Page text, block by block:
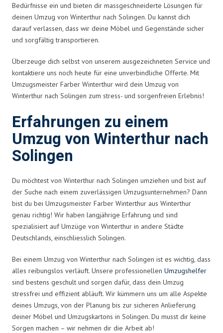
Bedürfnisse ein und bieten dir massgeschneiderte Lösungen für
deinen Umzug von Winterthur nach Solingen. Du kannst dich
darauf verlassen, dass wir deine Möbel und Gegenstände sicher
und sorgfältig transportieren.
Überzeuge dich selbst von unserem ausgezeichneten Service und
kontaktiere uns noch heute für eine unverbindliche Offerte. Mit
Umzugsmeister Farber Winterthur wird dein Umzug von
Winterthur nach Solingen zum stress- und sorgenfreien Erlebnis!
Erfahrungen zu einem
Umzug von Winterthur nach
Solingen
Du möchtest von Winterthur nach Solingen umziehen und bist auf
der Suche nach einem zuverlässigen Umzugsunternehmen? Dann
bist du bei Umzugsmeister Farber Winterthur aus Winterthur
genau richtig! Wir haben langjährige Erfahrung und sind
spezialisiert auf Umzüge von Winterthur in andere Städte
Deutschlands, einschliesslich Solingen.
Bei einem Umzug von Winterthur nach Solingen ist es wichtig, dass
alles reibungslos verläuft. Unsere professionellen Umzugshelfer
sind bestens geschult und sorgen dafür, dass dein Umzug
stressfrei und effizient abläuft. Wir kümmern uns um alle Aspekte
deines Umzugs, von der Planung bis zur sicheren Anlieferung
deiner Möbel und Umzugskartons in Solingen. Du musst dir keine
Sorgen machen – wir nehmen dir die Arbeit ab!